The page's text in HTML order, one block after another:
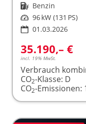
Kraftstoff Benzin
Leistung 96 kW (131 PS)
01.03.2026
35.190,– €
incl. 19% MwSt.
Verbrauch
CO2-Klasse: D
CO2-Emissionen: